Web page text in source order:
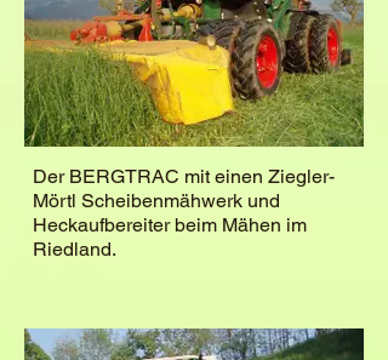
Der BERGTRAC mit einen Ziegler-
Mörtl Scheibenmähwerk und
Heckaufbereiter beim Mähen im
Riedland.